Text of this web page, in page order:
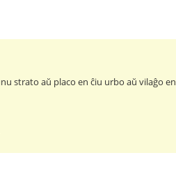
strato aŭ placo en ĉiu urbo aŭ vilaĝo en